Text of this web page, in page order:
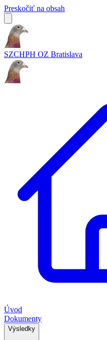
Preskočiť na obsah
SZCHPH OZ Bratislava
Úvod
Dokumenty
Výsledky